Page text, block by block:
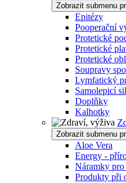
Zobrazit submenu
Epitézy
Pooperační
Protetické
Protetické
Protetické
Soupravy
Lymfatický
Samolepicí
Doplňky
Kalhotky
Zobrazit submenu
Aloe Vera
Energy -
Náramky
Produkty při